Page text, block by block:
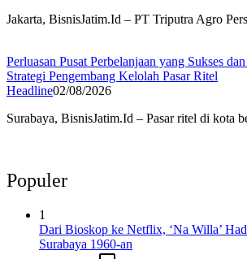
Jakarta, BisnisJatim.Id – PT Triputra Agro
Perluasan Pusat Perbelanjaan yang Sukses
Strategi Pengembang Kelolah Pasar Ritel
Headline02/08/2026
Surabaya, BisnisJatim.Id – Pasar ritel di kota
Populer
1
Dari Bioskop ke Netflix, ‘Na Willa’
Surabaya 1960-an